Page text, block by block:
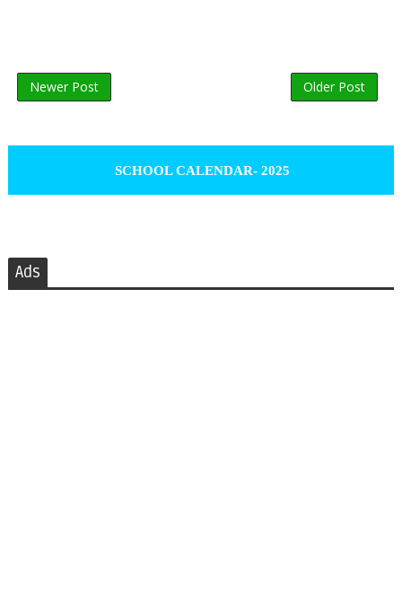
Newer Post Older Post
SCHOOL CALENDAR- 2025
Ads